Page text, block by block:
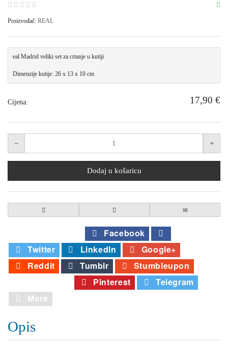
Proizvođač: REAL
eal Madrid veliki set za crtanje u kutiji
Dimenzije kutije: 26 x 13 x 10 cm
Cijena: 17,90 €
Facebook
Twitter
LinkedIn
Google+
Reddit
Tumblr
Stumbleupon
Pinterest
Telegram
More
Opis